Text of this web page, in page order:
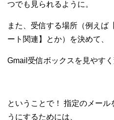
つでも見られるように。
また、受信する場所（例えば
ート関連】とか）を決めて、
Gmail受信ボックスを見やすく
ということで！ 指定のメール
うにするためには、